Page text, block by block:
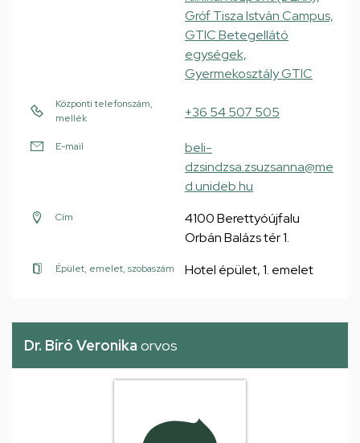
Gróf Tisza István Campus,
GTIC Betegellátó
egységek,
Gyermekosztály GTIC
Központi telefonszám,
mellék
+36 54 507 505
E-mail
beli-
dzsindzsa.zsuzsanna@me
d.unideb.hu
Cím
4100 Berettyóújfalu
Orbán Balázs tér 1.
Épület, emelet, szobaszám Hotel épület, 1. emelet
Dr. Bíró Veronika orvos